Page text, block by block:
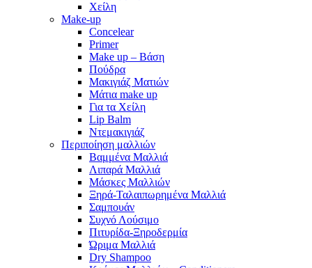
Χείλη
Make-up
Concelear
Primer
Make up – Βάση
Πούδρα
Μακιγιάζ Ματιών
Μάτια make up
Για τα Χείλη
Lip Balm
Ντεμακιγιάζ
Περιποίηση μαλλιών
Βαμμένα Μαλλιά
Λιπαρά Μαλλιά
Μάσκες Μαλλιών
Ξηρά-Ταλαιπωρημένα Μαλλιά
Σαμπουάν
Συχνό Λούσιμο
Πιτυρίδα-Ξηροδερμία
Ώριμα Μαλλιά
Dry Shampoo